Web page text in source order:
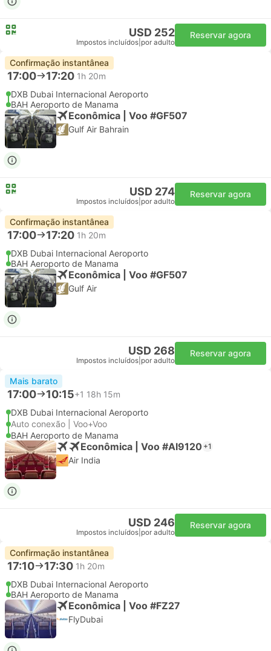
USD 252
Impostos incluídos por adulto
Reservar agora
Confirmação instantânea
17:00 17:20 1h 20m
DXB Dubai Internacional Aeroporto
BAH Aeroporto de Manama
Econômica | Voo #GF507
Gulf Air Bahrain
USD 274
Impostos incluídos por adulto
Reservar agora
Confirmação instantânea
17:00 17:20 1h 20m
DXB Dubai Internacional Aeroporto
BAH Aeroporto de Manama
Econômica | Voo #GF507
Gulf Air
USD 268
Impostos incluídos por adulto
Reservar agora
Mais barato
17:00 10:15+1 18h 15m
DXB Dubai Internacional Aeroporto
Auto conexão | Voo+Voo
BAH Aeroporto de Manama
Econômica | Voo #AI9120 +1
Air India
USD 246
Impostos incluídos por adulto
Reservar agora
Confirmação instantânea
17:10 17:30 1h 20m
DXB Dubai Internacional Aeroporto
BAH Aeroporto de Manama
Econômica | Voo #FZ27
FlyDubai